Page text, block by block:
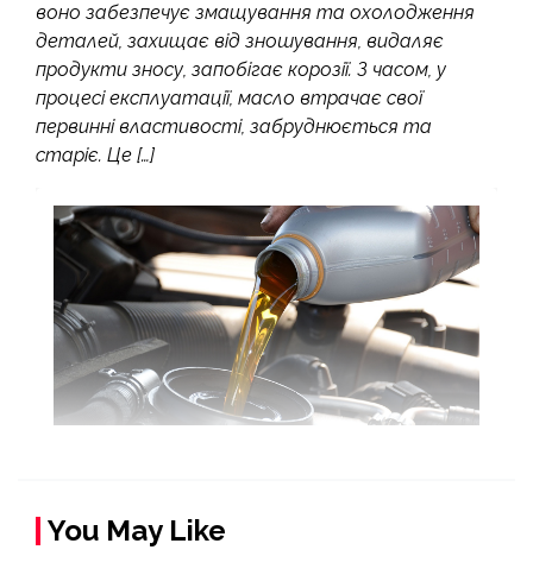
воно забезпечує змащування та охолодження
деталей, захищає від зношування, видаляє
продукти зносу, запобігає корозії. З часом, у
процесі експлуатації, масло втрачає свої
первинні властивості, забруднюється та
старіє. Це […]
You May Like